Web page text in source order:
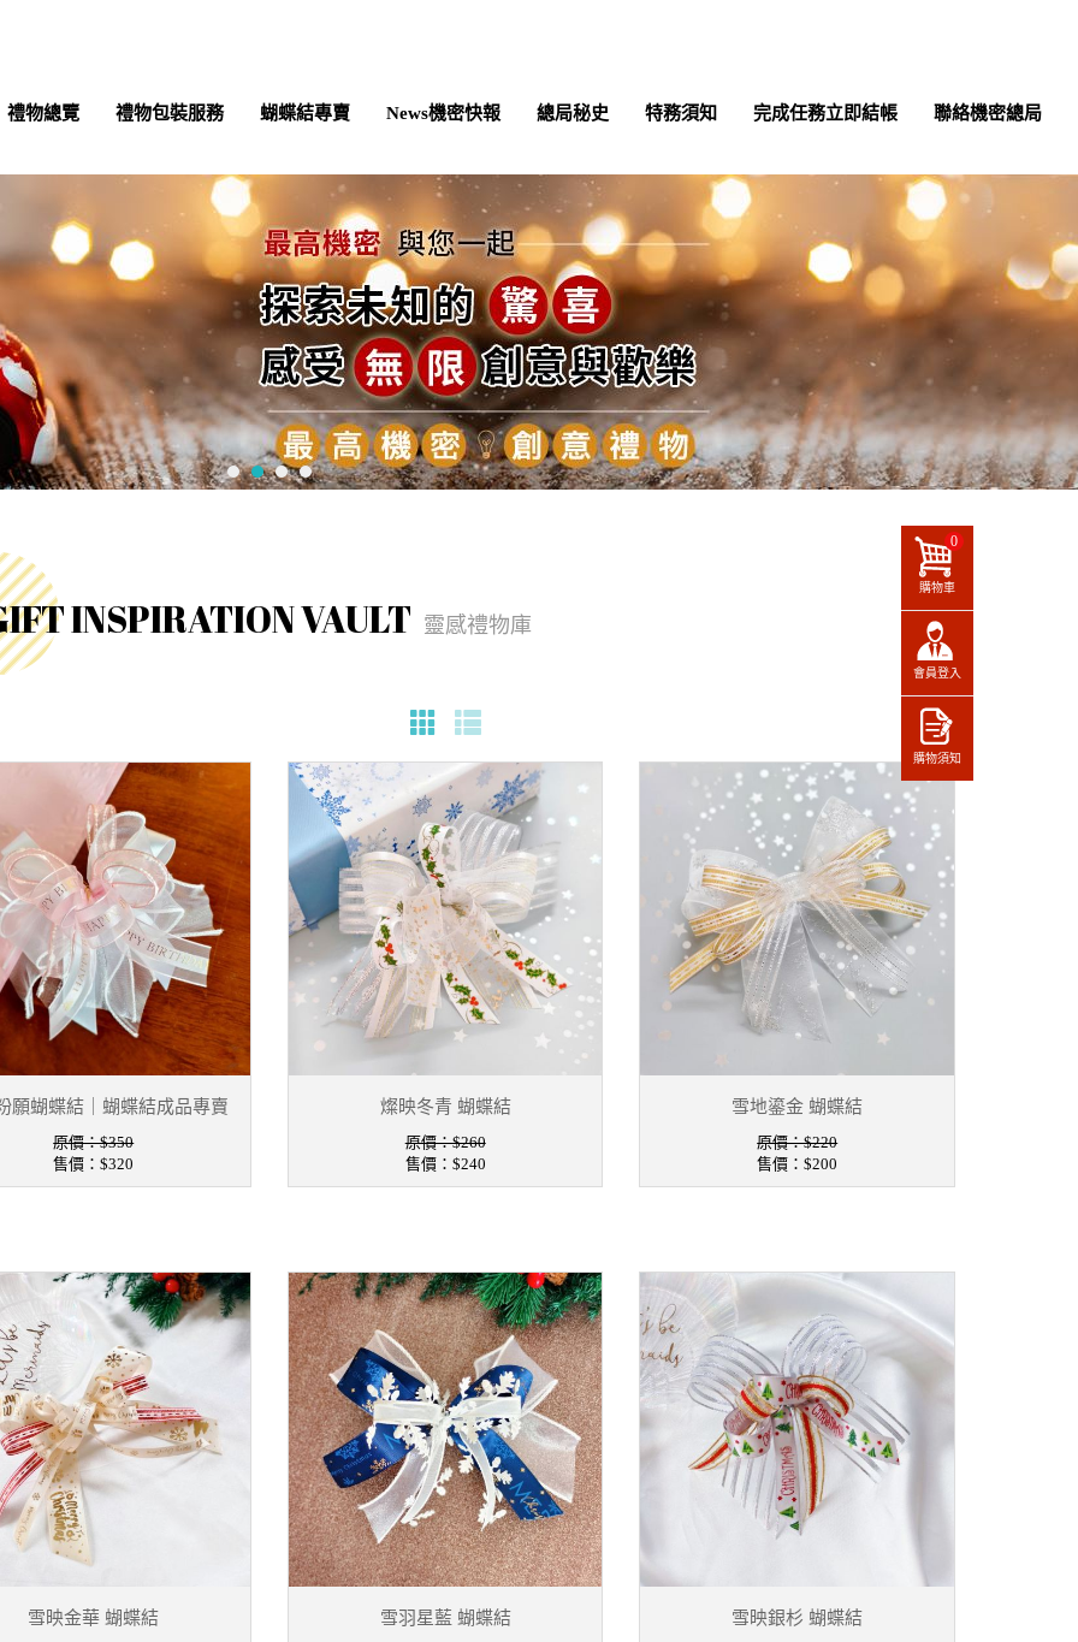
禮物總覽 禮物包裝服務 蝴蝶結專賣 News機密快報 總局秘史 特務須知 完成任務立即結帳 聯絡機密總局
INSPIRATION VAULT 靈感禮物庫
願蝴蝶結｜蝴蝶結成品專賣
原價：$350
售價：$320
燦映冬青 蝴蝶結
原價：$260
售價： $240
雪地鎏金 蝴蝶結
原價：$220
售價：$200
雪映金華 蝴蝶結 雪羽星藍 蝴蝶結 雪映銀杉 蝴蝶結
購物車
0
會員登入
購物須知